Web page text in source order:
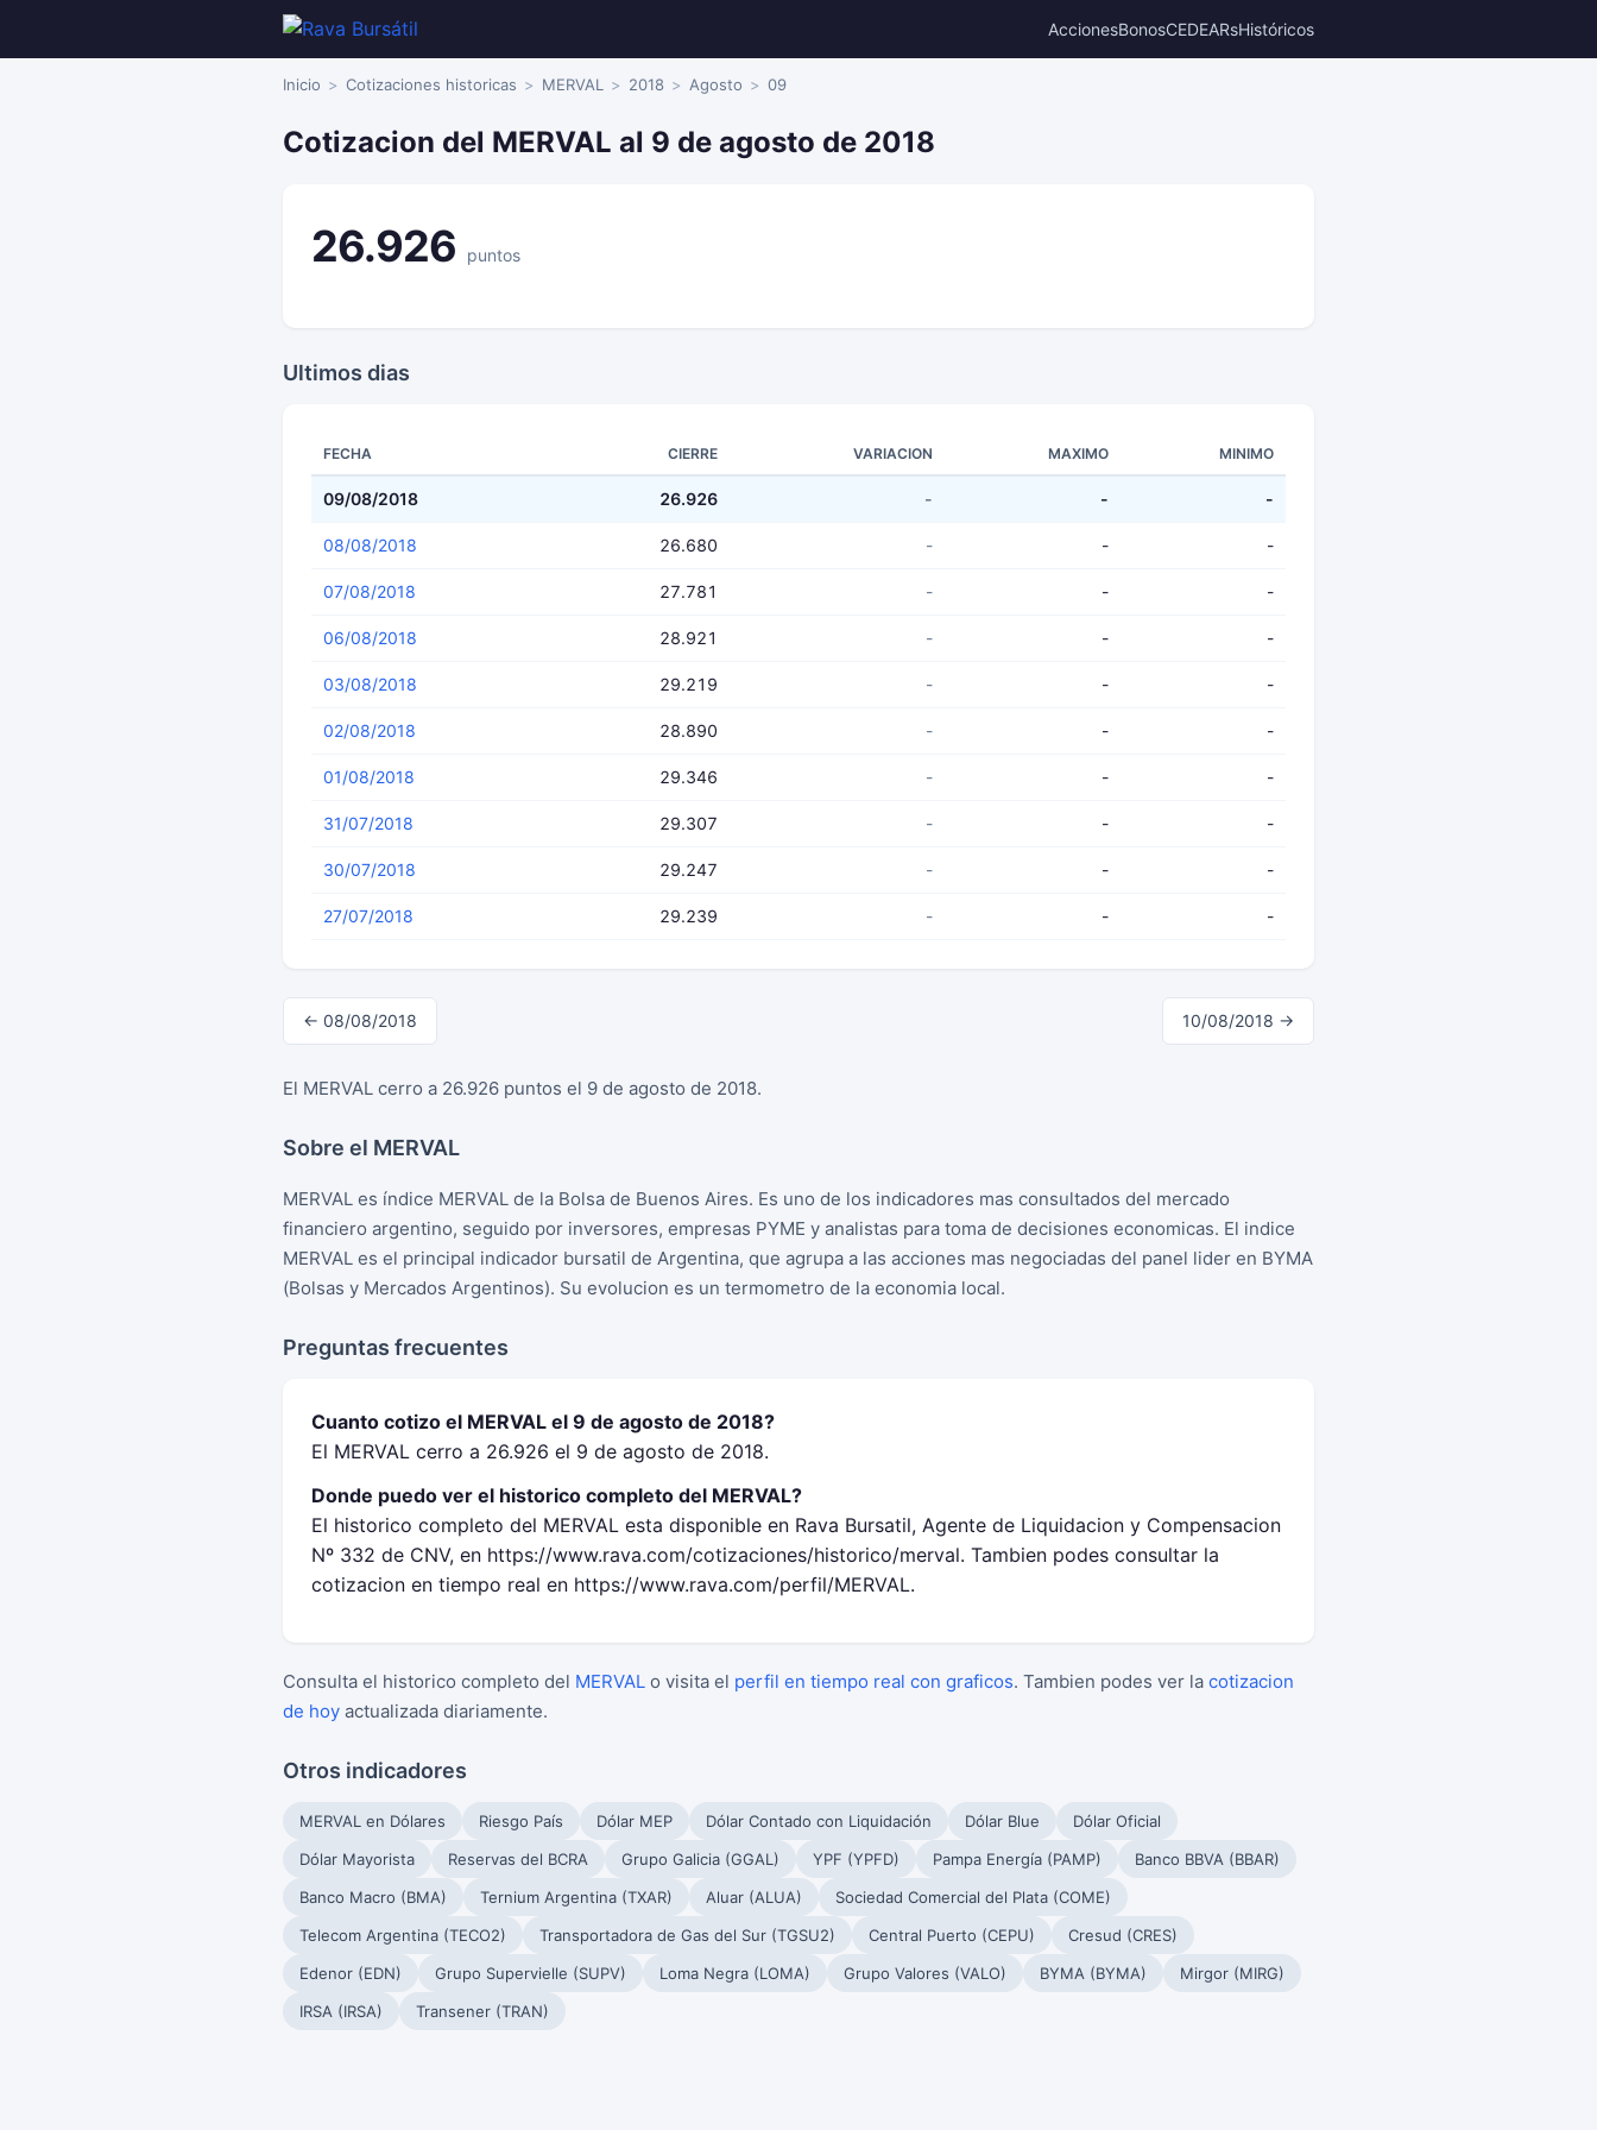
AccionesBonosCEDEARsHistóricos
Inicio Cotizaciones historicas MERVAL 2018 Agosto 09
Cotizacion del MERVAL al 9 de agosto de 2018
26.926 puntos
Ultimos dias
FECHA CIERRE VARIACION MAXIMO MINIMO
09/08/2018 26.926 - - -
08/08/2018 26.680 - - -
07/08/2018 27.781 - - -
06/08/2018 28.921 - - -
03/08/2018 29.219 - - -
02/08/2018 28.890 - - -
01/08/2018 29.346 - - -
31/07/2018 29.307 - - -
30/07/2018 29.247 - - -
27/07/2018 29.239 - - -
← 08/08/2018 10/08/2018 →
El MERVAL cerro a 26.926 puntos el 9 de agosto de 2018.
Sobre el MERVAL
MERVAL es índice MERVAL de la Bolsa de Buenos Aires. Es uno de los indicadores mas consultados del mercado
financiero argentino, seguido por inversores, empresas PYME y analistas para toma de decisiones economicas. El indice
MERVAL es el principal indicador bursatil de Argentina, que agrupa a las acciones mas negociadas del panel lider en BYMA
(Bolsas y Mercados Argentinos). Su evolucion es un termometro de la economia local.
Preguntas frecuentes
Cuanto cotizo el MERVAL el 9 de agosto de 2018?
El MERVAL cerro a 26.926 el 9 de agosto de 2018.
Donde puedo ver el historico completo del MERVAL?
El historico completo del MERVAL esta disponible en Rava Bursatil, Agente de Liquidacion y Compensacion
Nº 332 de CNV, en https://www.rava.com/cotizaciones/historico/merval. Tambien podes consultar la
cotizacion en tiempo real en https://www.rava.com/perfil/MERVAL.
Consulta el historico completo del MERVAL o visita el perfil en tiempo real con graficos. Tambien podes ver la cotizacion
de hoy actualizada diariamente.
Otros indicadores
MERVAL en Dólares Riesgo País Dólar MEP Dólar Contado con Liquidación Dólar Blue
Dólar Oficial
Dólar Mayorista
Reservas del BCRA Grupo Galicia (GGAL) YPF (YPFD) Pampa Energía (PAMP)
Banco BBVA (BBAR)
Banco Macro (BMA)
Ternium Argentina (TXAR) Aluar (ALUA)
Sociedad Comercial del Plata (COME)
Telecom Argentina (TECO2)
Transportadora de Gas del Sur (TGSU2) Central Puerto (CEPU)
Cresud (CRES)
Edenor (EDN)
Grupo Supervielle (SUPV) Loma Negra (LOMA) Grupo Valores (VALO) BYMA (BYMA)
Mirgor (MIRG)
IRSA (IRSA)
Transener (TRAN)